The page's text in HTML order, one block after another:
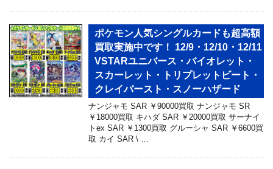
ポケモン人気シングルカードも超高額
買取実施中です！ 12/9・12/10・12/11
VSTARユニバース・バイオレット・
スカーレット・トリプレットビート・
クレイバースト・スノーハザード
ナンジャモ SAR ￥90000買取 ナンジャモ SR
￥18000買取 キハダ SAR ￥20000買取 サーナイ
トex SAR ￥1300買取 グルーシャ SAR ￥6600買
取 カイ SAR \ …